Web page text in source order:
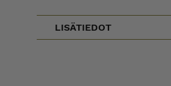
LISÄTIEDOT